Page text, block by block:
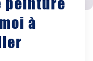
à